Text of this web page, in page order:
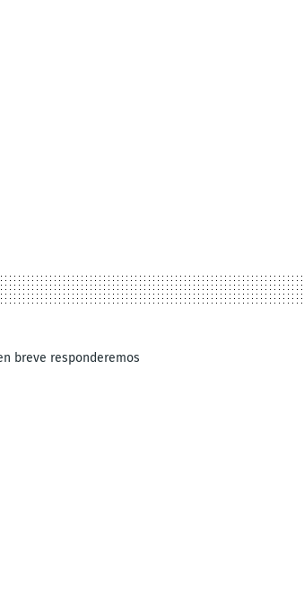
breve responderemos